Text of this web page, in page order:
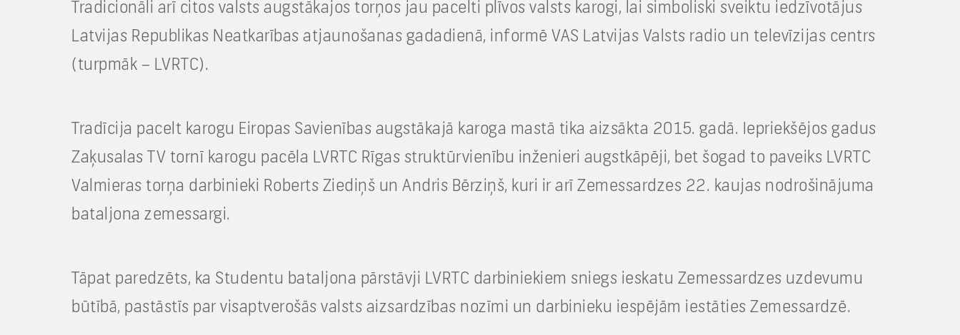
Tradicionāli arī citos valsts augstākajos torņos jau pacelti plīvos valsts karogi, lai simboliski sveiktu iedzīvotājus
Latvijas Republikas Neatkarības atjaunošanas gadadienā, informē VAS Latvijas Valsts radio un televīzijas centrs
(turpmāk – LVRTC).
Tradīcija pacelt karogu Eiropas Savienības augstākajā karoga mastā tika aizsākta 2015. gadā. Iepriekšējos gadus
Zaķusalas TV tornī karogu pacēla LVRTC Rīgas struktūrvienību inženieri augstkāpēji, bet šogad to paveiks LVRTC
Valmieras torņa darbinieki Roberts Ziediņš un Andris Bērziņš, kuri ir arī Zemessardzes 22. kaujas nodrošinājuma
bataljona zemessargi.
Tāpat paredzēts, ka Studentu bataljona pārstāvji LVRTC darbiniekiem sniegs ieskatu Zemessardzes uzdevumu
būtībā, pastāstīs par visaptverošās valsts aizsardzības nozīmi un darbinieku iespējām iestāties Zemessardzē.